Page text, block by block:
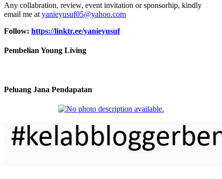
Any collabration, review, event invitation or sponsorhip, kindly
email me at yanieyusuf05@yahoo.com
Follow: https://linktr.ee/yanieyusuf
Pembelian Young Living
Peluang Jana Pendapatan